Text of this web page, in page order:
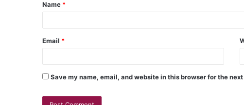
Name *
Email *
Save my name, email, and website in this browser for the